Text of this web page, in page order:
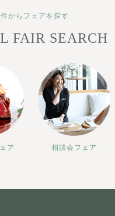
からフェアを探す
FAIR SEARCH
ア 相談会フェア